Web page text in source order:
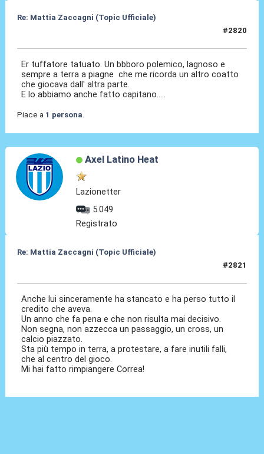
Re: Mattia Zaccagni (Topic Ufficiale)
#2820
Er tuffatore tatuato. Un bbboro polemico, lagnoso e
sempre a terra a piagne che me ricorda un altro coatto
che giocava dall' altra parte.
E lo abbiamo anche fatto capitano.....
Piace a 1 persona.
Axel Latino Heat
Lazionetter
5.049
Registrato
Re: Mattia Zaccagni (Topic Ufficiale)
#2821
Anche lui sinceramente ha stancato e ha perso tutto il
credito che aveva.
Un anno che fa pena e che non risulta mai decisivo.
Non segna, non azzecca un passaggio, un cross, un
calcio piazzato.
Sta più tempo in terra, a protestare, a fare inutili falli,
che al centro del gioco.
Mi hai fatto rimpiangere Correa!